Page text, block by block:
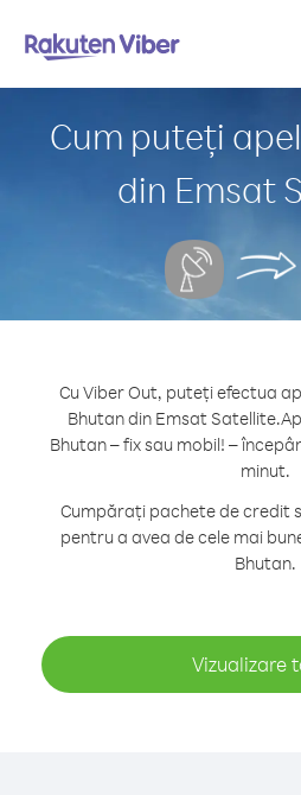
Cum puteți
din Emsat
Cu Viber Out, puteți efectua
Bhutan din Emsat Satellite.
Bhutan – fix sau mobil! –
minut.
Cumpărați pachete de credit
pentru a avea de cele mai
Bhutan.
Vizualizare